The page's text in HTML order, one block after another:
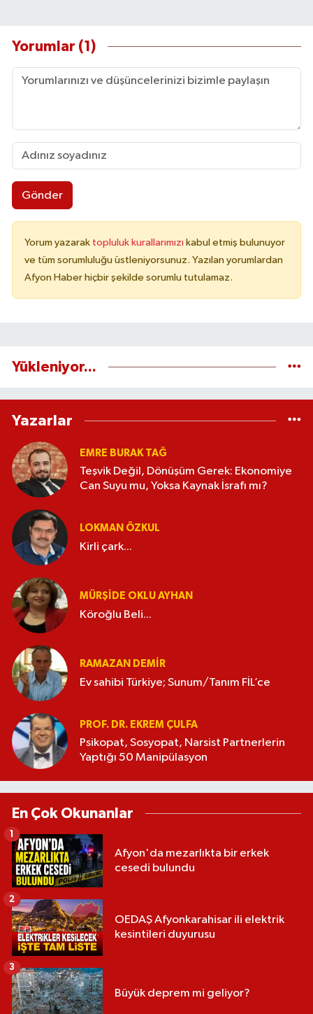
Yorumlar (1)
Gönder
Yorum yazarak topluluk kurallarımızı kabul etmiş bulunuyor
ve tüm sorumluluğu üstleniyorsunuz. Yazılan yorumlardan
Afyon Haber hiçbir şekilde sorumlu tutulamaz.
Yükleniyor...
Yazarlar
EMRE BURAK TAĞ
Teşvik Değil, Dönüşüm Gerek: Ekonomiye
Can Suyu mu, Yoksa Kaynak İsrafı mı?
LOKMAN ÖZKUL
Kirli çark...
MÜRŞIDE OKLU AYHAN
Köroğlu Beli...
RAMAZAN DEMİR
Ev sahibi Türkiye; Sunum/Tanım FİL’ce
PROF. DR. EKREM ÇULFA
Psikopat, Sosyopat, Narsist Partnerlerin
Yaptığı 50 Manipülasyon
En Çok Okunanlar
Afyon'da mezarlıkta bir erkek
cesedi bulundu
1
OEDAŞ Afyonkarahisar ili elektrik
kesintileri duyurusu
2
Büyük deprem mi geliyor?
3